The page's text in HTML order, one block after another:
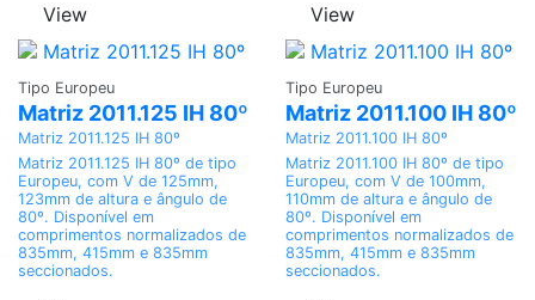
View View
Tipo Europeu
Matriz 2011.125 IH 80º
Matriz 2011.125 IH 80º
Matriz 2011.125 IH 80º de tipo
Europeu, com V de 125mm,
123mm de altura e ângulo de
80º. Disponível em
comprimentos normalizados de
835mm, 415mm e 835mm
seccionados.
Tipo Europeu
Matriz 2011.100 IH 80º
Matriz 2011.100 IH 80º
Matriz 2011.100 IH 80º de tipo
Europeu, com V de 100mm,
110mm de altura e ângulo de
80º. Disponível em
comprimentos normalizados de
835mm, 415mm e 835mm
seccionados.